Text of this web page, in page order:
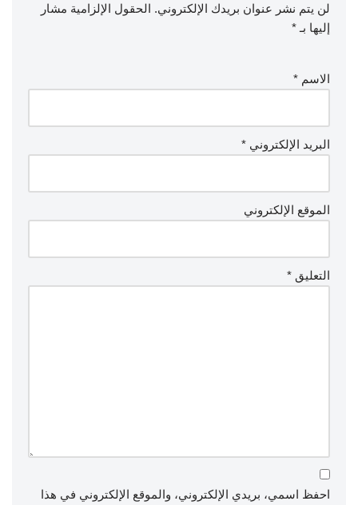
لن يتم نشر عنوان بريدك الإلكتروني. الحقول الإلزامية مشار
إليها بـ *
الاسم *
البريد الإلكتروني *
الموقع الإلكتروني
التعليق *
احفظ اسمي، بريدي الإلكتروني، والموقع الإلكتروني في هذا